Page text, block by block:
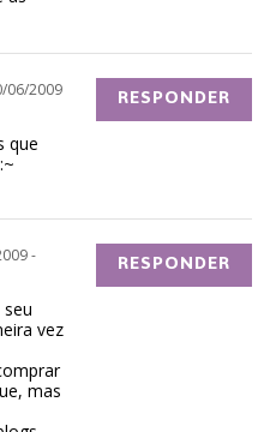
06/2009
que
RESPONDER
-
vez
mas
RESPONDER